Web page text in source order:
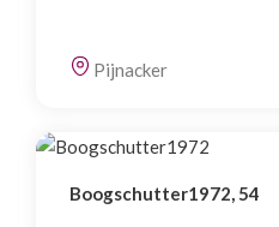
Pijnacker
Boogschutter1972, 54